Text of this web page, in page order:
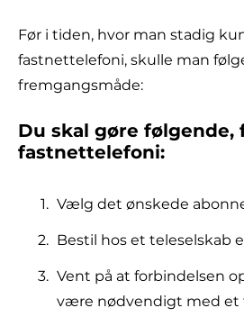
Før i tiden, hvor man stadig
fastnettelefoni, skulle man
fremgangsmåde:
Du skal gøre følgende,
fastnettelefoni:
Vælg det ønskede
Bestil hos et teleselskab
Vent på at forbindelsen
være nødvendigt med et